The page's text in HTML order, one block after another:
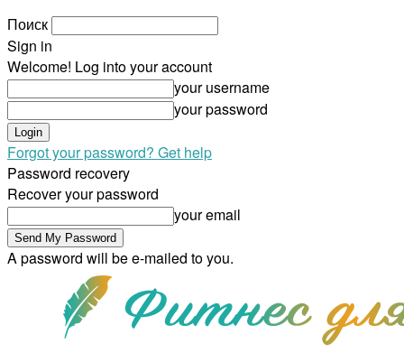
Поиск
Sign in
Welcome! Log into your account
your username
your password
Forgot your password? Get help
Password recovery
Recover your password
your email
A password will be e-mailed to you.